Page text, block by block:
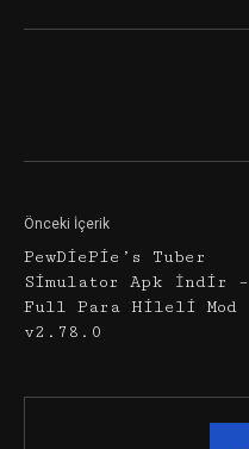
Önceki İçerik
PewDiePie’s Tuber
Simulator Apk İndir –
Full Para Hileli Mod
v2.78.0